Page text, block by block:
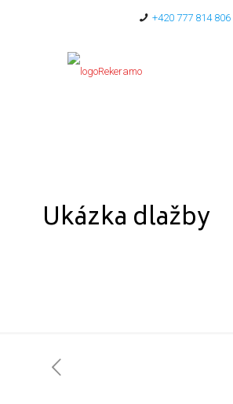
+420 777 814 806
Ukázka dlažby